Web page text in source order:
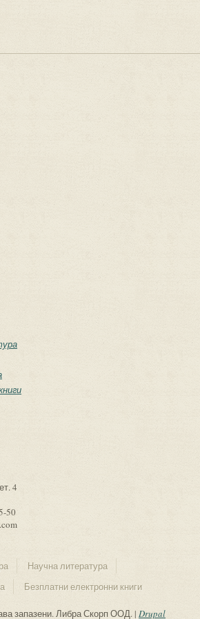
4
50
Научна литература
Безплатни електронни книги
запазени. Либра Скорп ООД. | Drupal